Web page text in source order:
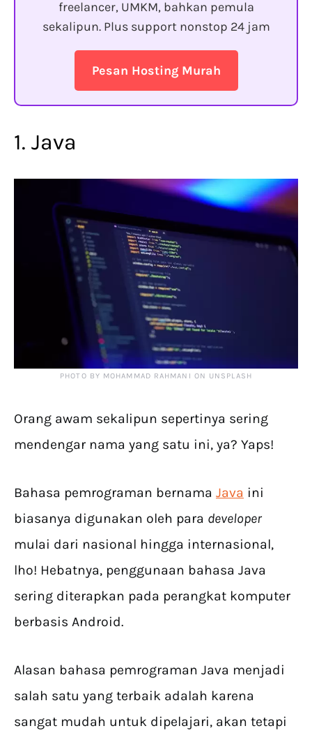
freelancer, UMKM, bahkan pemula
sekalipun. Plus support nonstop 24 jam
Pesan Hosting Murah
1. Java
PHOTO BY MOHAMMAD RAHMANI ON UNSPLASH
Orang awam sekalipun sepertinya sering
mendengar nama yang satu ini, ya? Yaps!
Bahasa pemrograman bernama Java ini
biasanya digunakan oleh para developer
mulai dari nasional hingga internasional,
lho! Hebatnya, penggunaan bahasa Java
sering diterapkan pada perangkat komputer
berbasis Android.
Alasan bahasa pemrograman Java menjadi
salah satu yang terbaik adalah karena
sangat mudah untuk dipelajari, akan tetapi